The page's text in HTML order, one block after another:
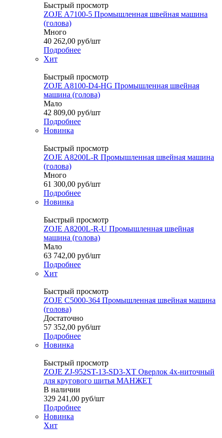
Быстрый просмотр
ZOJE A7100-5 Промышленная швейная машина
(голова)
Много
40 262,00 руб/шт
Подробнее
Хит
Быстрый просмотр
ZOJE A8100-D4-HG Промышленная швейная
машина (голова)
Мало
42 809,00 руб/шт
Подробнее
Новинка
Быстрый просмотр
ZOJE A8200L-R Промышленная швейная машина
(голова)
Много
61 300,00 руб/шт
Подробнее
Новинка
Быстрый просмотр
ZOJE A8200L-R-U Промышленная швейная
машина (голова)
Мало
63 742,00 руб/шт
Подробнее
Хит
Быстрый просмотр
ZOJE C5000-364 Промышленная швейная машина
(голова)
Достаточно
57 352,00 руб/шт
Подробнее
Новинка
Быстрый просмотр
ZOJE ZJ-952ST-13-SD3-XT Оверлок 4х-ниточный
для кругового шитья МАНЖЕТ
В наличии
329 241,00 руб/шт
Подробнее
Новинка
Хит